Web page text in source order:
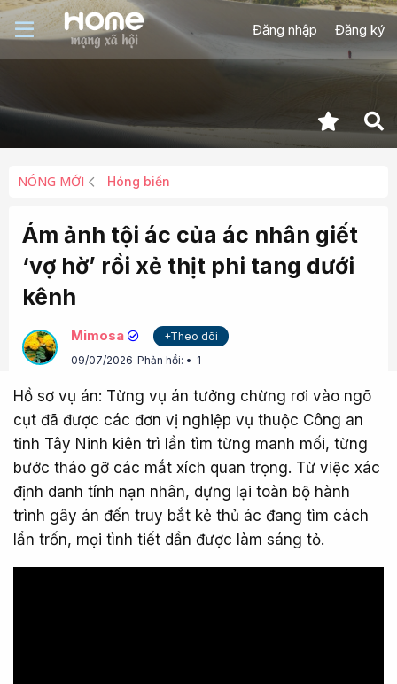
Đăng nhập Đăng ký
NÓNG MỚI Hóng biến
Ám ảnh tội ác của ác nhân giết
‘vợ hờ’ rồi xẻ thịt phi tang dưới
kênh
Mimosa
+Theo dõi
09/07/2026 Phản hồi: 1
Hồ sơ vụ án: Từng vụ án tưởng chừng rơi vào ngõ
cụt đã được các đơn vị nghiệp vụ thuộc Công an
tỉnh Tây Ninh kiên trì lần tìm từng manh mối, từng
bước tháo gỡ các mắt xích quan trọng. Từ việc xác
định danh tính nạn nhân, dựng lại toàn bộ hành
trình gây án đến truy bắt kẻ thủ ác đang tìm cách
lẩn trốn, mọi tình tiết dần được làm sáng tỏ.